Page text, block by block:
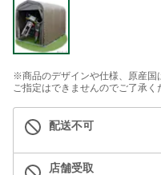
※商品のデザインや仕様、原産国
ご指定はできませんのでご了承く
配送不可
店舗受取